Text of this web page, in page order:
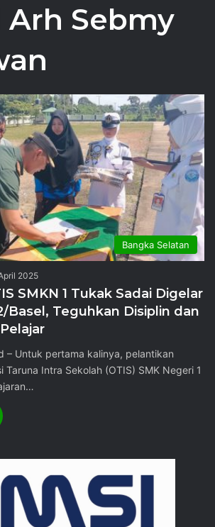
Arh Sebmy
Bangka Selatan
2025
SMKN 1 Tukak Sadai Digelar
Basel, Teguhkan Disiplin dan
– Untuk pertama kalinya, pelantikan
Taruna Intra Sekolah (OTIS) SMK Negeri 1